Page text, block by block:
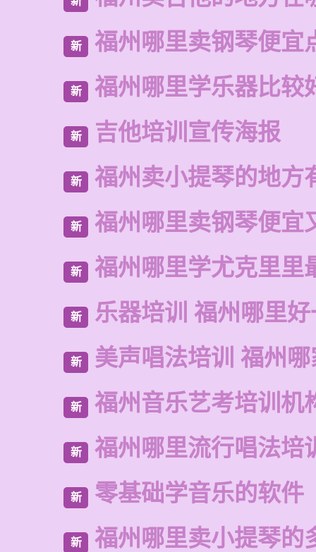
新 福州哪里卖钢琴便宜
新 福州哪里学乐器比较
新 吉他培训宣传海报
新 福州卖小提琴的地方
新 福州哪里卖钢琴便宜
新 福州哪里学尤克里里
新 乐器培训 福州哪里
新 美声唱法培训 福州
新 福州音乐艺考培训机
新 福州哪里流行唱法培
新 零基础学音乐的软件
新 福州哪里卖小提琴的